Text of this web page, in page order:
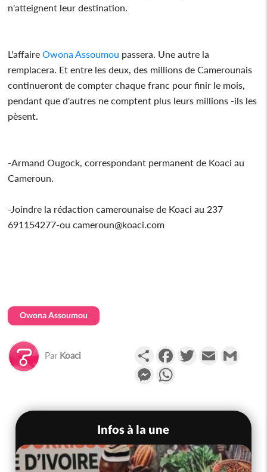
n'atteignent leur destination.
L'affaireOwona Assoumou passera. Une autre la
remplacera. Et entre les deux, des millions de Camerounais
continueront de compter chaque franc pour finir le mois,
pendant que d'autres ne comptent plus leurs millions -ils les
pèsent.
-Armand Ougock, correspondant permanent de Koaci au
Cameroun.
-Joindre la rédaction camerounaise de Koaci au 237
691154277-ou cameroun@koaci.com
Owona Assoumou
Par Koaci PartagerFacebookTwitterEmail
Messenger
Infos à la une